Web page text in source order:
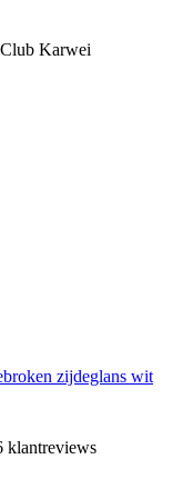
Karwei
zijdeglans wit
klantreviews